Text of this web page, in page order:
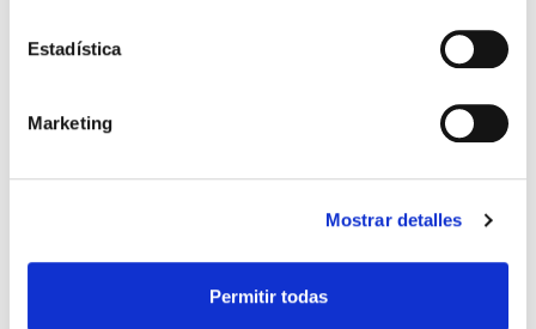
Estadística
Marketing
Mostrar detalles
Permitir todas